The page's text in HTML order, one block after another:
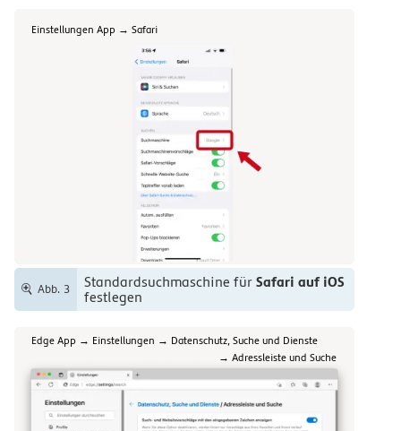
Einstellungen App → Safari
Abb. 3 Standardsuchmaschine für Safari auf iOS
festlegen
Edge App → Einstellungen → Datenschutz, Suche und Dienste
→ Adressleiste und Suche